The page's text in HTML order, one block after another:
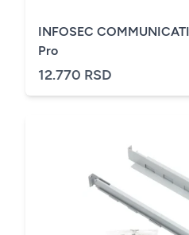
INFOSEC
Pro
12.770 RSD